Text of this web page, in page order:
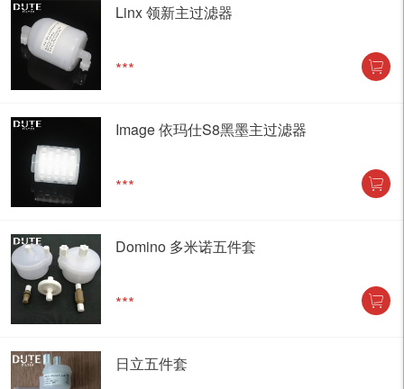
Linx 领新主过滤器
***
Image 依玛仕S8黑墨主过滤器
***
Domino 多米诺五件套
***
日立五件套